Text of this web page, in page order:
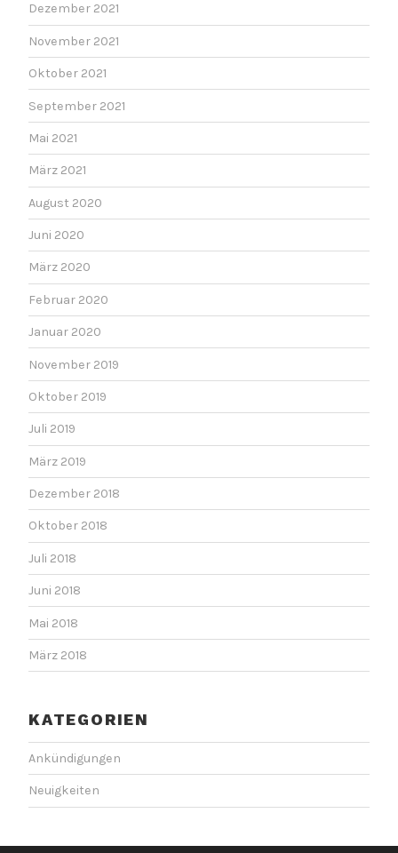
Dezember 2021
November 2021
Oktober 2021
September 2021
Mai 2021
März 2021
August 2020
Juni 2020
März 2020
Februar 2020
Januar 2020
November 2019
Oktober 2019
Juli 2019
März 2019
Dezember 2018
Oktober 2018
Juli 2018
Juni 2018
Mai 2018
März 2018
KATEGORIEN
Ankündigungen
Neuigkeiten